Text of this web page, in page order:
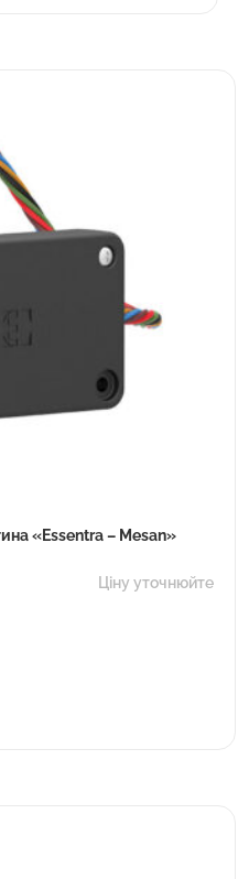
«Essentra – Mesan»
Ціну уточнюйте